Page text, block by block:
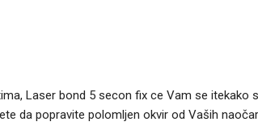
Laser bond 5 secon fix ce Vam se itekako
da popravite polomljen okvir od Vaših